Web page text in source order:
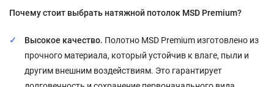
Почему стоит выбрать натяжной потолок MSD Premium?
Высокое качество. Полотно MSD Premium изготовлено из
прочного материала, который устойчив к влаге, пыли и
другим внешним воздействиям. Это гарантирует